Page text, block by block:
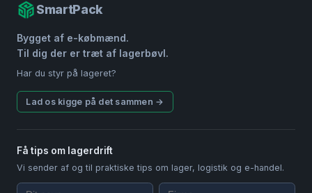
SmartPack
Bygget af e-købmænd.
Til dig der er træt af lagerbøvl.
Har du styr på lageret?
Lad os kigge på det sammen →
Få tips om lagerdrift
Vi sender af og til praktiske tips om lager, logistik og e-handel.